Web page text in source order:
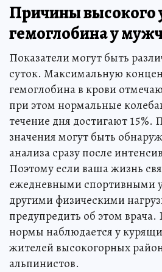
Причины высокого
гемоглобина у
Показатели могут быть
суток. Максимальную
гемоглобина в крови
при этом нормальные
течение дня достигают
значения могут быть
анализа сразу после
Поэтому если ваша жизнь
ежедневными спортивными
другими физическими
предупредить об этом
нормы наблюдается у
жителей высокогорных
альпинистов.